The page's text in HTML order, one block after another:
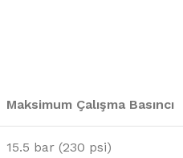
Maksimum Çalışma Basıncı
15.5 bar (230 psi)